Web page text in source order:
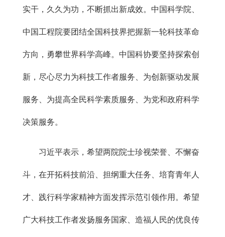
实干，久久为功，不断抓出新成效。中国科学院、
中国工程院要团结全国科技界把握新一轮科技革命
方向，勇攀世界科学高峰。中国科协要坚持探索创
新，尽心尽力为科技工作者服务、为创新驱动发展
服务、为提高全民科学素质服务、为党和政府科学
决策服务。
习近平表示，希望两院院士珍视荣誉、不懈奋
斗，在开拓科技前沿、担纲重大任务、培育青年人
才、践行科学家精神方面发挥示范引领作用。希望
广大科技工作者发扬服务国家、造福人民的优良传